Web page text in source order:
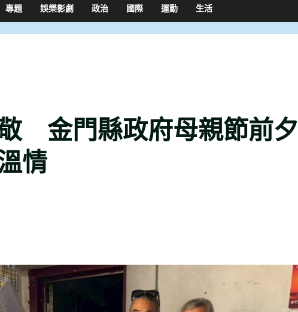
專題 娛樂影劇 政治 國際 運動 生活
金門縣政府母親節前夕
情